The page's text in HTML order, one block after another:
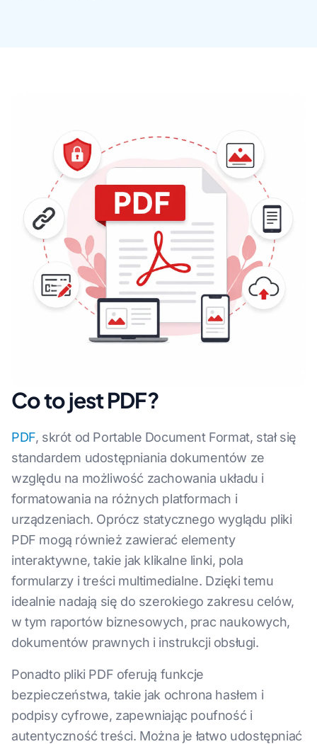
Co to jest PDF?
PDF, skrót od Portable Document Format, stał się
standardem udostępniania dokumentów ze
względu na możliwość zachowania układu i
formatowania na różnych platformach i
urządzeniach. Oprócz statycznego wyglądu pliki
PDF mogą również zawierać elementy
interaktywne, takie jak klikalne linki, pola
formularzy i treści multimedialne. Dzięki temu
idealnie nadają się do szerokiego zakresu celów,
w tym raportów biznesowych, prac naukowych,
dokumentów prawnych i instrukcji obsługi.
Ponadto pliki PDF oferują funkcje
bezpieczeństwa, takie jak ochrona hasłem i
podpisy cyfrowe, zapewniając poufność i
autentyczność treści. Można je łatwo udostępniać